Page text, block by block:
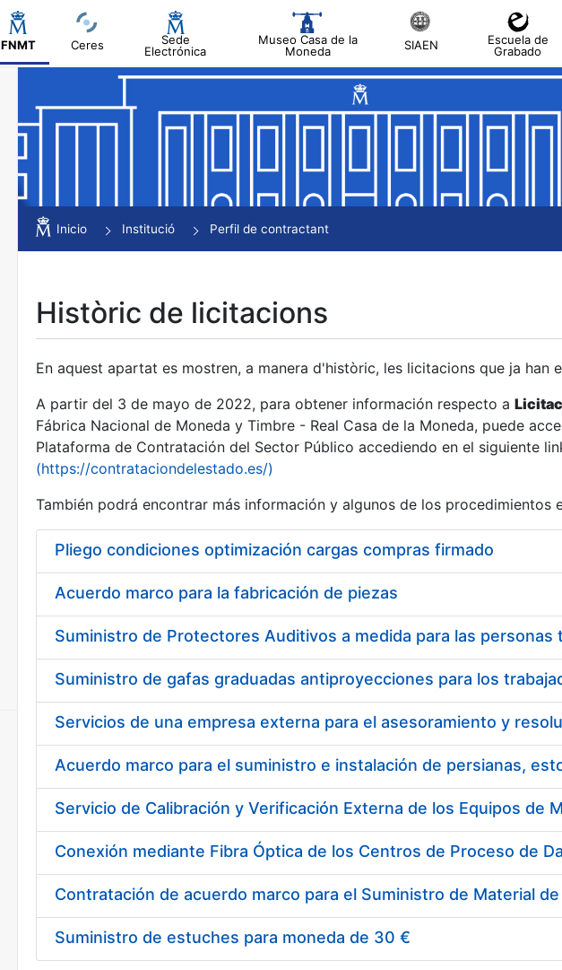
FNMT Ceres
Sede
Electrónica
Museo Casa de la
Moneda
SIAEN
Escuela de
Grabado
Mostra/Amaga
Mostra/Amaga
Mostra/Amaga
Mostra/Amaga
Mostra/Amaga
Inicio Institució Perfil de contractant
Històric de licitacions
En aquest apartat es mostren, a manera d'històric, les licitacions que ja
A partir del 3 de mayo de 2022, para obtener información respecto a
Fábrica Nacional de Moneda y Timbre - Real Casa de la Moneda, puede
Plataforma de Contratación del Sector Público accediendo en el siguiente
(https://contrataciondelestado.es/)
También podrá encontrar más información y algunos de los procedimientos
Pliego condiciones optimización cargas compras firmado
Acuerdo marco para la fabricación de piezas
Acuerdo marco para el suministro e instalación de persianas,
Suministro de estuches para moneda de 30 €